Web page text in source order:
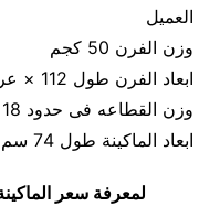
العميل
وزن الفرن 50 كجم
ابعاد الفرن طول 112 × عرض 60 × ارتفاع 72 سم
وزن القطاعه فى حدود 18 كجم
ابعاد الماكينة طول 74 سم × عرض 60 سم × ارتفاع 37 سم
لمعرفة سعر